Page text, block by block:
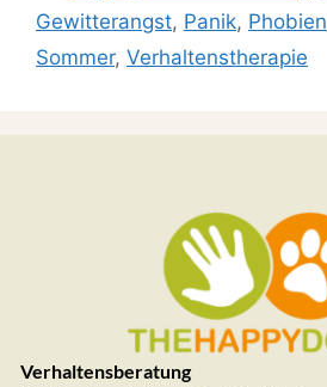
Gewitterangst, Panik, Phobien
Sommer, Verhaltenstherapie
Verhaltensberatung